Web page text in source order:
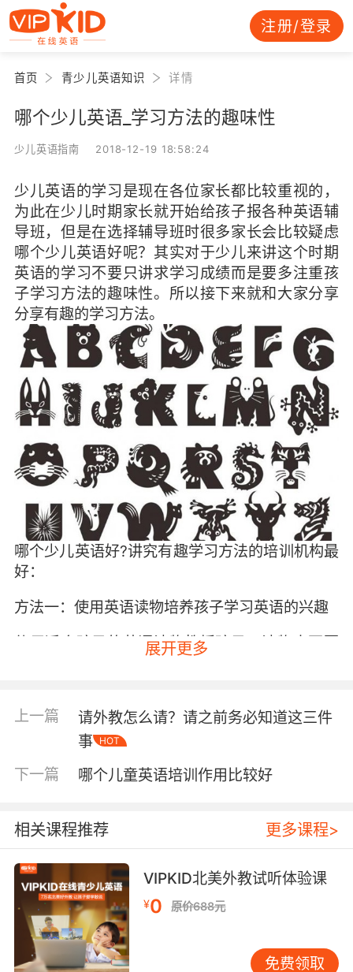
注册/登录
首页 青少儿英语知识 详情
哪个少儿英语_学习方法的趣味性
少儿英语指南 2018-12-19 18:58:24
少儿英语的学习是现在各位家长都比较重视的，
为此在少儿时期家长就开始给孩子报各种英语辅
导班，但是在选择辅导班时很多家长会比较疑虑
哪个少儿英语好呢？其实对于少儿来讲这个时期
英语的学习不要只讲求学习成绩而是要多注重孩
子学习方法的趣味性。所以接下来就和大家分享
分享有趣的学习方法。
哪个少儿英语好?讲究有趣学习方法的培训机构最
好：
方法一：使用英语读物培养孩子学习英语的兴趣
使用适合孩子的英语读物教授孩子，读物中不要
样可以更好的吸引孩子学习英语的兴趣。还需要
选择内容有趣好玩的读物给孩子使用，这样可以
更好的培养孩子学习英语的兴趣。
方法二：采用多元化的英语学习方法
会让孩子更加的了解英语，同时还可以让孩子的
法还可以让少儿的学习变的更加简单，而且多元
化的英语学习方法可以更好的适应不同孩子的学
习，对于孩子整个英语的学习过程也是比较好的
方法。
展开更多
上一篇
请外教怎么请？请之前务必知道这三件
事
HOT
下一篇 哪个儿童英语培训作用比较好
相关课程推荐 更多课程>
VIPKID北美外教试听体验课
¥0 原价688元
免费领取